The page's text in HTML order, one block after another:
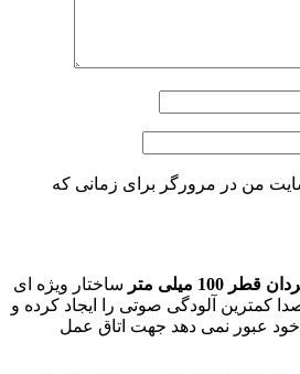
من در مرورگر برای زمانی که
میلی متر
ساختار ویژه ای
کمترین آلودگی صوتی را ایجاد کرده و
خود عبور نمی دهد جهت اتاق عمل